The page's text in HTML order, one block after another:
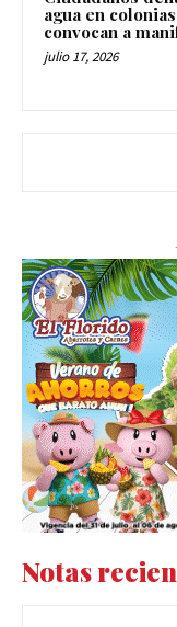
agua en
convocan a
julio 17, 2026
Notas